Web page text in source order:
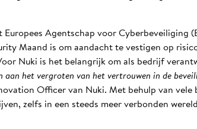
Agentschap voor Cyberbeveiliging
Maand is om aandacht te vestigen op
Nuki is het belangrijk om als bedrijf
aan het vergroten van het vertrouwen in de
Officer van Nuki. Met behulp van
zelfs in een steeds meer verbonden